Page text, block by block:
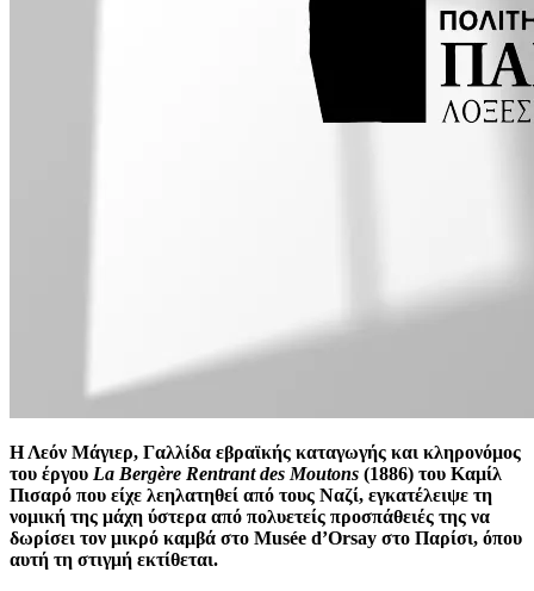
Η Λεόν Μάγιερ, Γαλλίδα εβραϊκής καταγωγής και κληρονόμος
του έργου La Bergère Rentrant des Moutons (1886) του Καμίλ
Πισαρό που είχε λεηλατηθεί από τους Ναζί, εγκατέλειψε τη
νομική της μάχη ύστερα από πολυετείς προσπάθειές της να
δωρίσει τον μικρό καμβά στο Musée d’Orsay στο Παρίσι, όπου
αυτή τη στιγμή εκτίθεται.